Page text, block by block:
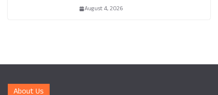
August 4, 2026
About Us